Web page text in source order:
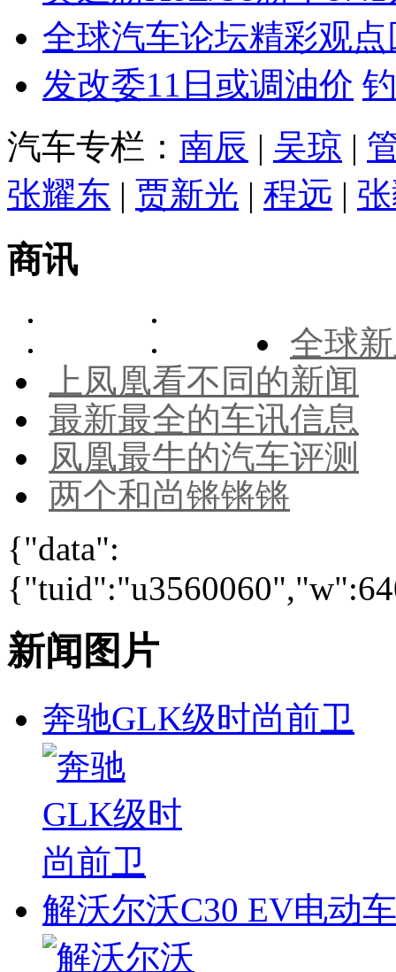
全球汽车论坛精彩观点
发改委11日或调油价
汽车专栏： 南辰 | 吴琼 |
张耀东 | 贾新光 | 程远 |
商讯
全球
上凤凰看不同的新闻
最新最全的车讯信息
凤凰最牛的汽车评测
两个和尚锵锵锵
{"data":
新闻图片
奔驰GLK级时尚前卫
解沃尔沃C30 EV电动车